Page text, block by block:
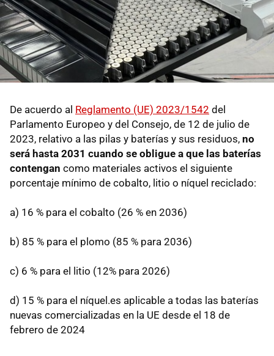
De acuerdo al Reglamento (UE) 2023/1542 del
Parlamento Europeo y del Consejo, de 12 de julio de
2023, relativo a las pilas y baterías y sus residuos, no
será hasta 2031 cuando se obligue a que las baterías
contengan como materiales activos el siguiente
porcentaje mínimo de cobalto, litio o níquel reciclado:
a) 16 % para el cobalto (26 % en 2036)
b) 85 % para el plomo (85 % para 2036)
c) 6 % para el litio (12% para 2026)
d) 15 % para el níquel.es aplicable a todas las baterías
nuevas comercializadas en la UE desde el 18 de
febrero de 2024